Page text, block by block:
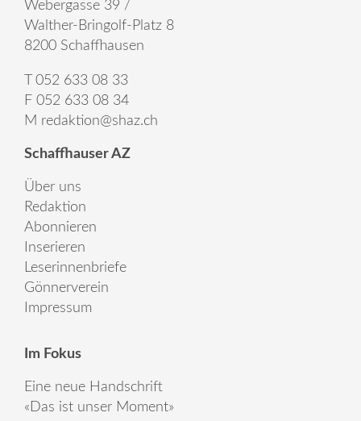
Webergasse 39 /
Walther-Bringolf-Platz 8
8200 Schaffhausen
T 052 633 08 33
F 052 633 08 34
M redaktion@shaz.ch
Schaffhauser AZ
Über uns
Redaktion
Abonnieren
Inserieren
Leserinnenbriefe
Gönnerverein
Impressum
Im Fokus
Eine neue Handschrift
«Das ist unser Moment»